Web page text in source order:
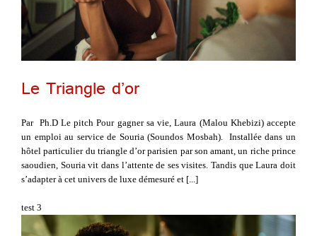
Le Triangle d’or
Par Ph.D Le pitch Pour gagner sa vie, Laura (Malou Khebizi) accepte
un emploi au service de Souria (Soundos Mosbah). Installée dans un
hôtel particulier du triangle d’or parisien par son amant, un riche prince
saoudien, Souria vit dans l’attente de ses visites. Tandis que Laura doit
s’adapter à cet univers de luxe démesuré et [...]
test 3